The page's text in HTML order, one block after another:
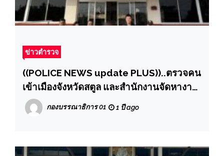
ข่าวตำรวจ
((POLICE NEWS update PLUS))..ตรวจคน
เข้าเมืองจังหวัดสตูล และสำนักงานจัดหางาน
จังหวัดสตูล กวาดล้างแรงงานต่างด้าวทำงาน
นวด และขายของหน้าร้านผิดกฎหมายแย่ง
กองบรรณาธิการ 01 1 ปี ago